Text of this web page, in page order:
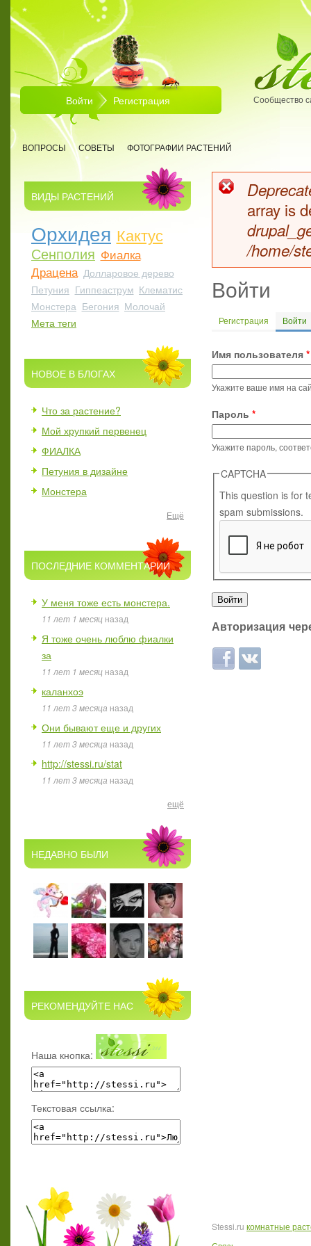
Перейти к основному содержанию
Войти Регистрация Сообщество
ВОПРОСЫ СОВЕТЫ ФОТОГРАФИИ РАСТЕНИЙ
ВИДЫ РАСТЕНИЙ
Орхидея Кактус
Сенполия Фиалка
Драцена Долларовое дерево
Петуния Гиппеаструм Клематис
Монстера Бегония Молочай
Мета теги
НОВОЕ В БЛОГАХ
Что за растение?
Мой хрупкий первенец
ФИАЛКА
Петуния в дизайне
Монстера
Ещё
ПОСЛЕДНИЕ КОММЕНТАРИИ
У меня тоже есть монстера.
11 лет 1 месяц назад
Я тоже очень люблю фиалки
за
11 лет 1 месяц назад
каланхоэ
11 лет 3 месяца назад
Они бывают еще и других
11 лет 3 месяца назад
http://stessi.ru/stat
11 лет 3 месяца назад
ещё
НЕДАВНО БЫЛИ
РЕКОМЕНДУЙТЕ НАС
Наша кнопка:
Текстовая ссылка:
array is
/home/
Войти
Главные
Регистрация Войти
Имя пользователя *
Укажите ваше имя на
Пароль *
Укажите пароль,
CAPTCHA
This question is for
spam submissions.
Авторизация
Login with Facebook
Login with
Stessi.ru комнатные